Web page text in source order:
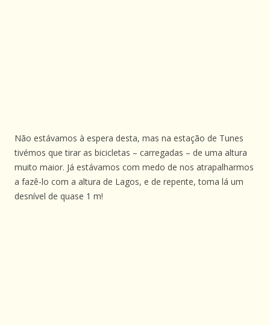
Não estávamos à espera desta, mas na estação de Tunes
tivémos que tirar as bicicletas – carregadas – de uma altura
muito maior. Já estávamos com medo de nos atrapalharmos
a fazê-lo com a altura de Lagos, e de repente, toma lá um
desnível de quase 1 m!